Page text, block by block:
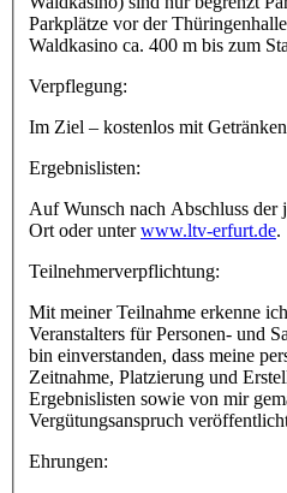
Parkplätze vor der
Waldkasino ca. 400 m bis zum
Verpflegung:
Im Ziel – kostenlos mit
Ergebnislisten:
Auf Wunsch nach Abschluss
Ort oder unterwww.ltv-erfurt.de.
Teilnehmerverpflichtung:
Mit meiner Teilnahme erkenne
Veranstalters für Personen- und
bin einverstanden, dass meine
Zeitnahme, Platzierung und
Ergebnislisten sowie von mir
Vergütungsanspruch
Ehrungen: